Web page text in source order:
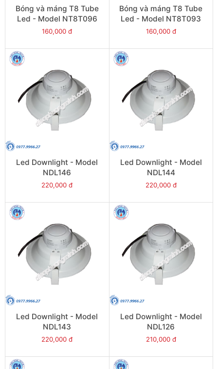
Bóng và máng T8 Tube
Led - Model NT8T096
160,000 đ
Bóng và máng T8 Tube
Led - Model NT8T093
160,000 đ
Led Downlight - Model
NDL146
220,000 đ
Led Downlight - Model
NDL144
220,000 đ
Led Downlight - Model
NDL143
220,000 đ
Led Downlight - Model
NDL126
210,000 đ